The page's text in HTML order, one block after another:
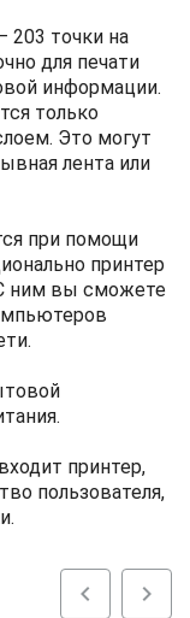
203 точки на
для печати
информации.
только
Это могут
лента или
при помощи
принтер
ним вы сможете
принтер,
пользователя,
chevron_left chevron_right